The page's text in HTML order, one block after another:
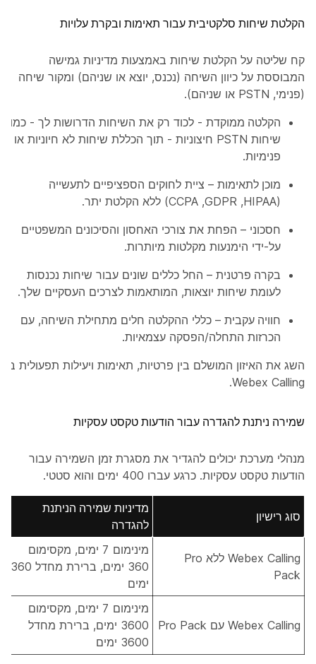
הקלטת שיחות סלקטיבית עבור תאימות ובקרת עלויות
קח שליטה על הקלטת שיחות באמצעות מדיניות גמישה
המבוססת על כיוון השיחה (נכנס, יוצא או שניהם) ומקור שיחה
(פנימי, PSTN או שניהם).
הקלטה ממוקדת - לכוד רק את השיחות הדרושות לך - כמו
שיחות PSTN חיצוניות - תוך הכללת שיחות לא חיוניות או
פנימיות.
מוכן לתאימות – ציית לחוקים הספציפיים לתעשייה
(HIPAA‏, GDPR‏, CCPA) ללא הקלטת יתר.
חסכוני – הפחת את צורכי האחסון והסיכונים המשפטיים
על-ידי הימנעות מקלטות מיותרות.
בקרה פרטנית – החל כללים שונים עבור שיחות נכנסות
לעומת שיחות יוצאות, המותאמות לצרכים העסקיים שלך.
חוויה עקבית – כללי ההקלטה חלים מתחילת השיחה, עם
הכרזות התחלה/הפסקה עצמאיות.
השג את האיזון המושלם בין פרטיות, תאימות ויעילות תפעולית ב-
Webex Calling.
שמירה ניתנת להגדרה עבור הודעות טקסט עסקיות
מנהלי מערכת יכולים להגדיר את מסגרת זמן השמירה עבור
הודעות טקסט עסקיות. כרגע עברו 400 ימים והוא סטטי.
סוג רישיון
מדיניות שמירה הניתנת
להגדרה
Webex Calling ללא Pro
Pack
מינימום 7 ימים, מקסימום
360 ימים, ברירת מחדל 360
ימים
Webex Calling עם Pro Pack
מינימום 7 ימים, מקסימום
3600 ימים, ברירת מחדל
3600 ימים